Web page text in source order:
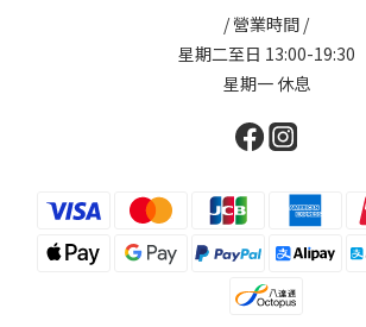
/ 營業時間 /
星期二至日 13:00-19:30
星期一 休息